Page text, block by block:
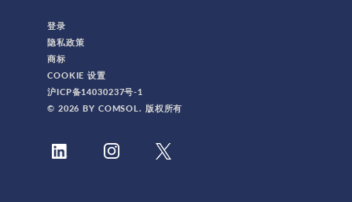
登录
隐私政策
商标
COOKIE 设置
沪ICP备14030237号-1
© 2026 BY COMSOL. 版权所有